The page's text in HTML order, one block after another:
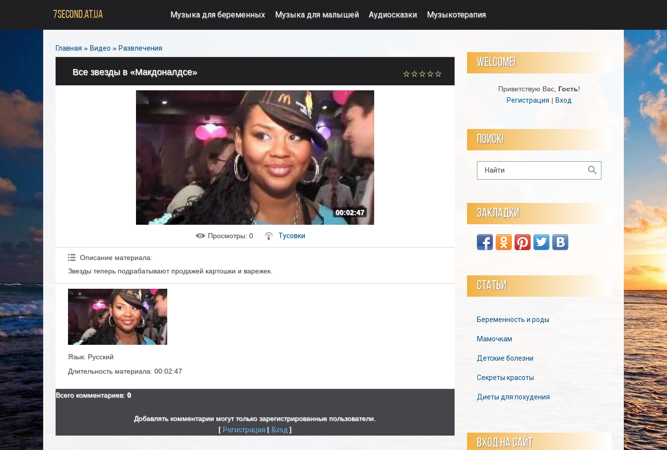
7SECOND.AT.UA Музыка для беременных Музыка для малышей Аудиосказки Музыкотерапия
Главная » Видео » Развлечения
Все звезды в «Макдоналдсе»
00:02:47
Просмотры: 0 Тусовки
Описание материала:
Звезды теперь подрабатывают продажей картошки и варежек.
Язык: Русский
Длительность материала: 00:02:47
Всего комментариев: 0
Добавлять комментарии могут только зарегистрированные пользователи.
[ Регистрация | Вход ]
WELCOME!
Приветствую Вас, Гость!
Регистрация | Вход
ПОИСК!
ЗАКЛАДКИ
СТАТЬИ
Беременность и роды
Мамочкам
Детские болезни
Секреты красоты
Диеты для похудения
ВХОД НА САЙТ